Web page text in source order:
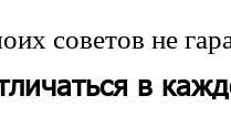
советов не
в